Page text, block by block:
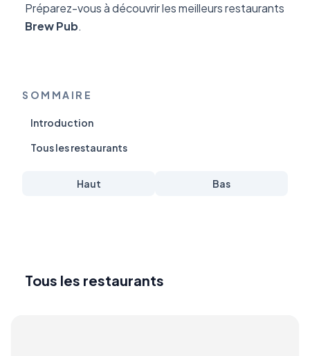
Préparez-vous à découvrir les meilleurs restaurants
Brew Pub.
SOMMAIRE
Introduction
Tous les restaurants
Haut Bas
Tous les restaurants